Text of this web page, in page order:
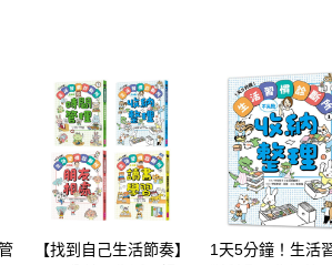
限公司提供之「AFTEE先享後付」服務完成之交
圍內提供個人資料，並將交易相關給付款項請求債
限公司。
宜，請瀏覽以下網址：
先徵得法定代理人或監護人之同意方可使用
未經同意申辦者引起之損失，本公司不負相關責
付」時，將依據個別帳號之用戶狀況，依本公司即
度；若仍有額度不足之情形，本公司將視審查結果
【找到自己生活節奏】
1天5分鐘！生活